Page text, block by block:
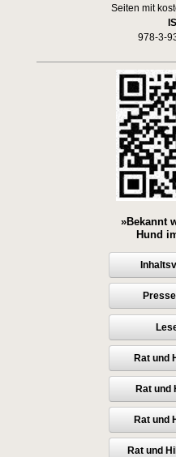
Seiten mit
978-3-
»Bekannt
Hund
Rat und
Rat und
Rat und
Rat und